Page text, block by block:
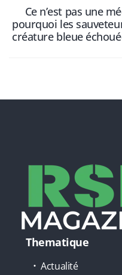
Ce n’est pas une
pourquoi les
créature bleue
Thematique
Actualité